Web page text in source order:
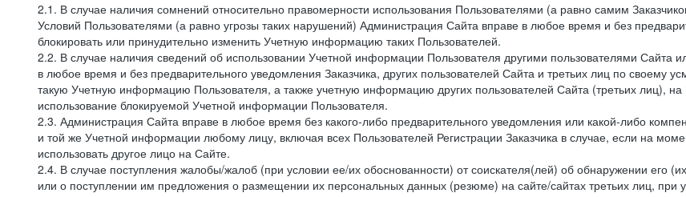
2.1. В случае наличия сомнений относительно правомерности использования Пользователями (а равно самим
Условий Пользователями (а равно угрозы таких нарушений) Администрация Сайта вправе в любое время и без
блокировать или принудительно изменить Учетную информацию таких Пользователей.
2.2. В случае наличия сведений об использовании Учетной информации Пользователя другими пользователями Сайта
в любое время и без предварительного уведомления Заказчика, других пользователей Сайта и третьих лиц по своему
такую Учетную информацию Пользователя, а также учетную информацию других пользователей Сайта (третьих лиц),
использование блокируемой Учетной информации Пользователя.
2.3. Администрация Сайта вправе в любое время без какого-либо предварительного уведомления или какой-либо
и той же Учетной информации любому лицу, включая всех Пользователей Регистрации Заказчика в случае, если на
использовать другое лицо на Сайте.
2.4. В случае поступления жалобы/жалоб (при условии ее/их обоснованности) от соискателя(лей) об обнаружении его
или о поступлении им предложения о размещении их персональных данных (резюме) на сайте/сайтах третьих лиц,